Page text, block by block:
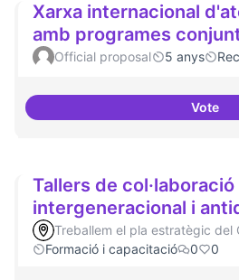
Xarxa internacional
amb programes
Official proposal 5 anys
Vote
Tallers de col·laboració
intergeneracional i
Treballem el pla estratègic del
Formació i capacitació
0 0